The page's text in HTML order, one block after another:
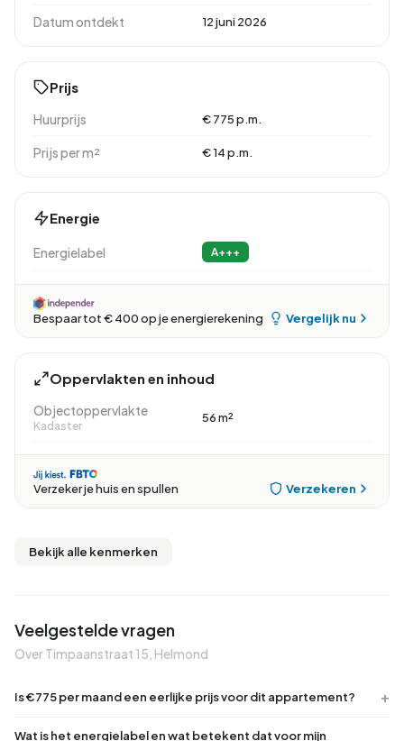
Datum ontdekt 12 juni 2026
Prijs
Huurprijs € 775 p.m.
Prijs per m² € 14 p.m.
Energie
Energielabel A+++
Bespaar tot € 400 op je energierekening Vergelijk nu
Oppervlakten en inhoud
Objectoppervlakte
Kadaster
56 m²
Verzeker je huis en spullen Verzekeren
Bekijk alle kenmerken
Veelgestelde vragen
Over Timpaanstraat 15, Helmond
Is €775 per maand een eerlijke prijs voor dit appartement?
Wat is het energielabel en wat betekent dat voor mijn